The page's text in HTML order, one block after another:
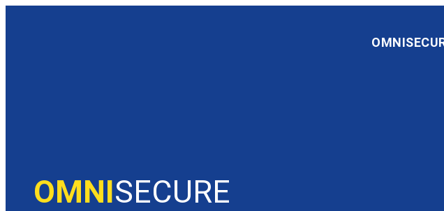
OMNISECURE